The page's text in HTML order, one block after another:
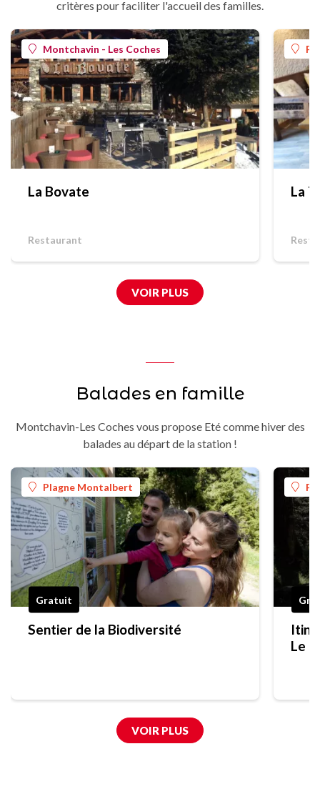
critères pour faciliter l'accueil des familles.
Montchavin - Les Coches
La Bovate
Restaurant
La
VOIR PLUS
Balades en famille
Montchavin-Les Coches vous propose Eté comme hiver des
balades au départ de la station !
Plagne Montalbert
Gratuit
Sentier de la Biodiversité
Le
VOIR PLUS